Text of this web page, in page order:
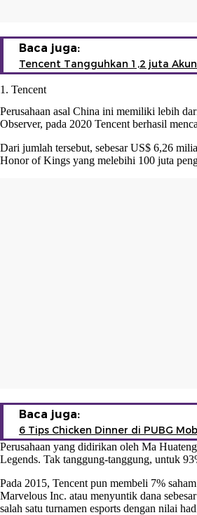
Baca juga:
Tencent Tangguhkan 1,2 juta
1. Tencent
Perusahaan asal China ini memiliki lebih
Observer, pada 2020 Tencent berhasil
Dari jumlah tersebut, sebesar US$ 6,26
Honor of Kings yang melebihi 100 juta
Baca juga:
6 Tips Chicken Dinner di PUBG
Perusahaan yang didirikan oleh Ma
Legends. Tak tanggung-tanggung, untuk
Pada 2015, Tencent pun membeli 7%
Marvelous Inc. atau menyuntik dana
salah satu turnamen esports dengan nilai